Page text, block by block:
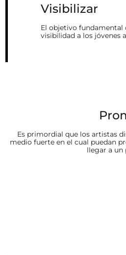
Visibilizar
El objetivo fundamental
visibilidad a los jóvenes
Es primordial que los artistas
medio fuerte en el cual puedan
llegar a un